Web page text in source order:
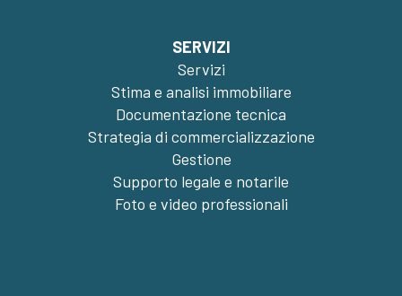
SERVIZI
Servizi
Stima e analisi immobiliare
Documentazione tecnica
Strategia di commercializzazione
Gestione
Supporto legale e notarile
Foto e video professionali